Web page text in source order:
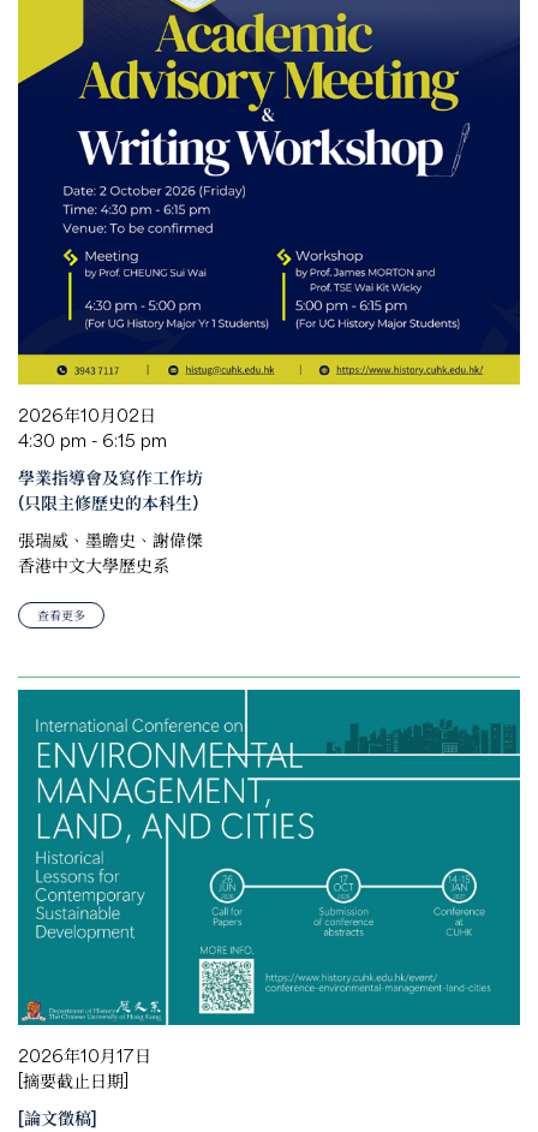
2026年10月02日
4:30 pm - 6:15 pm
學業指導會及寫作工作坊
(只限主修歷史的本科生)
張瑞威、墨瞻史、謝偉傑
香港中文大學歷史系
查看更多
2026年10月17日
[摘要截止日期]
[論文徵稿]